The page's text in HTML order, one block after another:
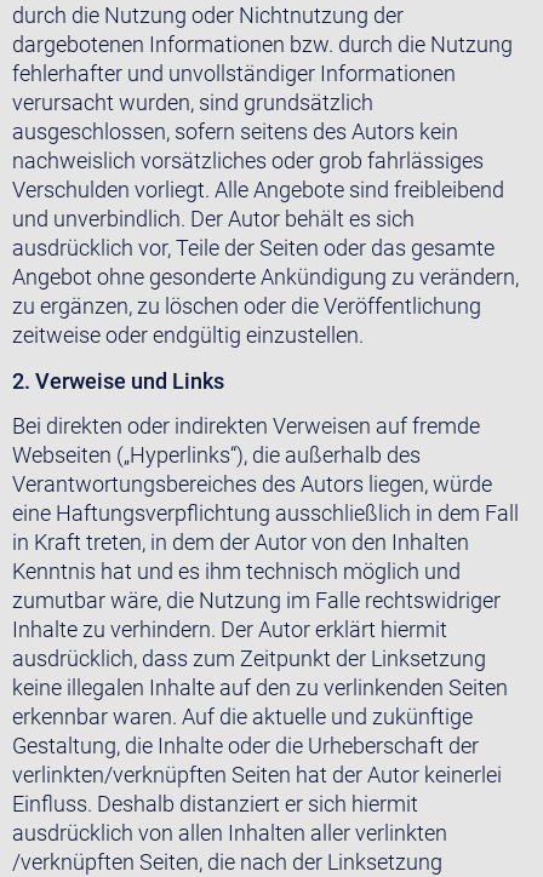
durch die Nutzung oder Nichtnutzung der
dargebotenen Informationen bzw. durch die Nutzung
fehlerhafter und unvollständiger Informationen
verursacht wurden, sind grundsätzlich
ausgeschlossen, sofern seitens des Autors kein
nachweislich vorsätzliches oder grob fahrlässiges
Verschulden vorliegt. Alle Angebote sind freibleibend
und unverbindlich. Der Autor behält es sich
ausdrücklich vor, Teile der Seiten oder das gesamte
Angebot ohne gesonderte Ankündigung zu verändern,
zu ergänzen, zu löschen oder die Veröffentlichung
zeitweise oder endgültig einzustellen.
2. Verweise und Links
Bei direkten oder indirekten Verweisen auf fremde
Webseiten („Hyperlinks“), die außerhalb des
Verantwortungsbereiches des Autors liegen, würde
eine Haftungsverpflichtung ausschließlich in dem Fall
in Kraft treten, in dem der Autor von den Inhalten
Kenntnis hat und es ihm technisch möglich und
zumutbar wäre, die Nutzung im Falle rechtswidriger
Inhalte zu verhindern. Der Autor erklärt hiermit
ausdrücklich, dass zum Zeitpunkt der Linksetzung
keine illegalen Inhalte auf den zu verlinkenden Seiten
erkennbar waren. Auf die aktuelle und zukünftige
Gestaltung, die Inhalte oder die Urheberschaft der
verlinkten/verknüpften Seiten hat der Autor keinerlei
Einfluss. Deshalb distanziert er sich hiermit
ausdrücklich von allen Inhalten aller verlinkten
/verknüpften Seiten, die nach der Linksetzung